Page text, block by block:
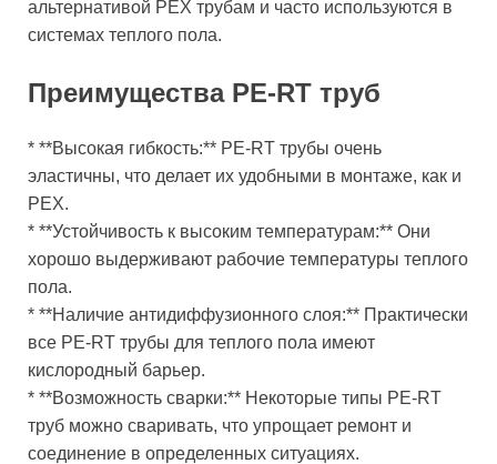
альтернативой PEX трубам и часто используются в
системах теплого пола.
Преимущества PE-RT труб
* **Высокая гибкость:** PE-RT трубы очень
эластичны, что делает их удобными в монтаже, как и
PEX.
* **Устойчивость к высоким температурам:** Они
хорошо выдерживают рабочие температуры теплого
пола.
* **Наличие антидиффузионного слоя:** Практически
все PE-RT трубы для теплого пола имеют
кислородный барьер.
* **Возможность сварки:** Некоторые типы PE-RT
труб можно сваривать, что упрощает ремонт и
соединение в определенных ситуациях.